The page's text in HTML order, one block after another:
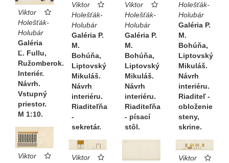
Holešťák-
Holubár
Galéria P.
M.
Bohúňa,
Liptovský
Mikuláš.
Návrh
interiéru.
Riaditeľ -
obloženie
steny,
skrine.
Viktor
Holešťák-
Holubár
Galéria P.
M.
Bohúňa,
Liptovský
Mikuláš.
Návrh
interiéru.
Riaditeľňa
-
sekretár.
Viktor
Holešťák-
Holubár
Galéria P.
M.
Bohúňa,
Liptovský
Mikuláš.
Návrh
interiéru.
Riaditeľňa
- písací
stôl.
Viktor
Holešťák-
Holubár
Galéria
Ľ. Fullu,
Ružomberok.
Interiér.
Návrh.
Vstupný
priestor.
M 1:10.
Viktor
Viktor
Viktor